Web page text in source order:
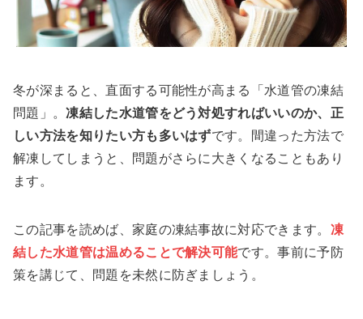
冬が深まると、直面する可能性が高まる「水道管の凍結
問題」。凍結した水道管をどう対処すればいいのか、正
しい方法を知りたい方も多いはずです。間違った方法で
解凍してしまうと、問題がさらに大きくなることもあり
ます。
この記事を読めば、家庭の凍結事故に対応できます。 凍
結した水道管は温めることで解決可能です。事前に予防
策を講じて、問題を未然に防ぎましょう。